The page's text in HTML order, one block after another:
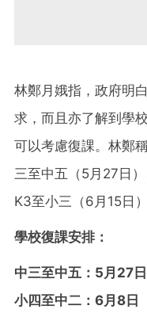
林鄭月娥指，政府明
求，而且亦了解到學
可以考慮復課。林鄭
三至中五（5月27日
K3至小三（6月15日）
學校復課安排：
中三至中五：5月27日
小四至中二：6月8日